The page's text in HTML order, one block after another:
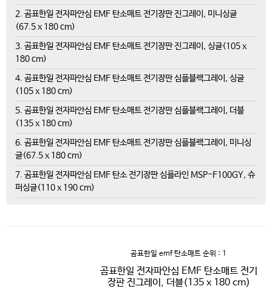
2. 곰표한일 전자파안심 EMF 탄소매트 전기장판 진그레이, 미니싱글
(67.5 x 180 cm)
3. 곰표한일 전자파안심 EMF 탄소매트 전기장판 진그레이, 싱글(105 x
180 cm)
4. 곰표한일 전자파안심 EMF 탄소매트 전기장판 심플블랙그레이, 싱글
(105 x 180 cm)
5. 곰표한일 전자파안심 EMF 탄소매트 전기장판 심플블랙그레이, 더블
(135 x 180 cm)
6. 곰표한일 전자파안심 EMF 탄소매트 전기장판 심플블랙그레이, 미니싱
글(67.5 x 180 cm)
7. 곰표한일 전자파안심 EMF 탄소 전기장판 심플라인 MSP-F100GY, 슈
퍼싱글(110 x 190 cm)
곰표한일 emf 탄소매트 순위 : 1
곰표한일 전자파안심 EMF 탄소매트 전기
장판 진그레이, 더블(135 x 180 cm)